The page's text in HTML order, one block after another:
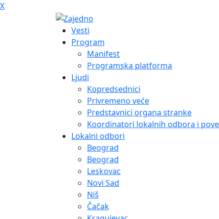
X
Vesti
Program
Manifest
Programska platforma
Ljudi
Kopredsednici
Privremeno veće
Predstavnici organa stranke
Koordinatori lokalnih odbora i
Lokalni odbori
Beograd
Beograd
Leskovac
Novi Sad
Niš
Čačak